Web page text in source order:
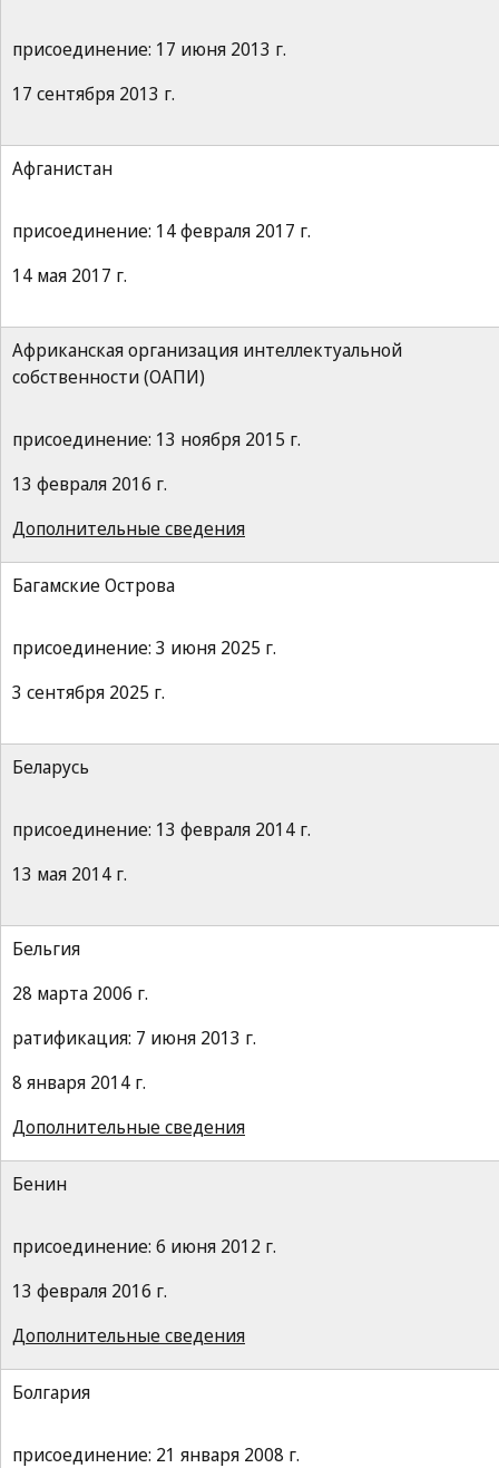
присоединение: 17 июня 2013 г.
17 сентября 2013 г.
Афганистан
присоединение: 14 февраля 2017 г.
14 мая 2017 г.
Африканская организация интеллектуальной
собственности (ОАПИ)
присоединение: 13 ноября 2015 г.
13 февраля 2016 г.
Дополнительные сведения
Багамские Острова
присоединение: 3 июня 2025 г.
3 сентября 2025 г.
Беларусь
присоединение: 13 февраля 2014 г.
13 мая 2014 г.
Бельгия
28 марта 2006 г.
ратификация: 7 июня 2013 г.
8 января 2014 г.
Дополнительные сведения
Бенин
присоединение: 6 июня 2012 г.
13 февраля 2016 г.
Дополнительные сведения
Болгария
присоединение: 21 января 2008 г.